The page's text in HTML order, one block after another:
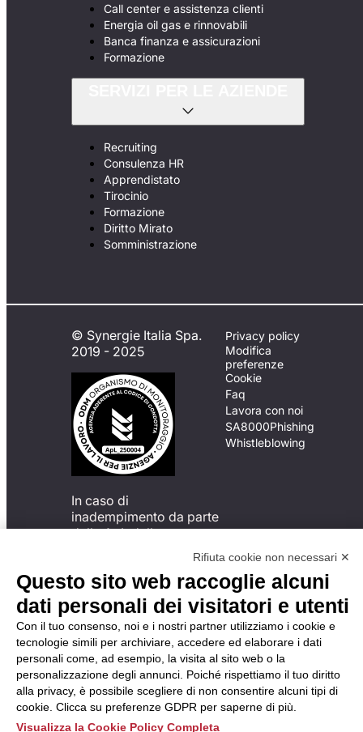
Call center e assistenza clienti
Energia oil gas e rinnovabili
Banca finanza e assicurazioni
Formazione
Recruiting
Consulenza HR
Apprendistato
Tirocinio
Formazione
Diritto Mirato
Somministrazione
© Synergie Italia Spa.
2019 - 2025
In caso di
inadempimento da parte
della ApL delle
del Codice di Condotta, è
possibile presentare un
reclamo
all’Organismo di
Monitoraggio utilizzando
una delle modalità
descritte al seguente
indirizzo web
https://odm-
agenzielavoro.it/reclami/.
Privacy policy
Modifica
preferenze
Cookie
Faq
Lavora con noi
SA8000Phishing
Whistleblowing
Rifiuta cookie non necessari ✕
Questo sito web raccoglie alcuni
dati personali dei visitatori e utenti
Con il tuo consenso, noi e i nostri partner utilizziamo i cookie e
tecnologie simili per archiviare, accedere ed elaborare i dati
personali come, ad esempio, la visita al sito web o la
personalizzazione degli annunci. Poiché rispettiamo il tuo diritto
alla privacy, è possibile scegliere di non consentire alcuni tipi di
cookie. Clicca su preferenze GDPR per saperne di più.
Visualizza la Cookie Policy Completa